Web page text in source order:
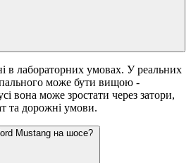
в лабораторних умовах. У реальних
може бути вищою -
вона може зростати через затори,
та дорожні умови.
Mustang на шосе?